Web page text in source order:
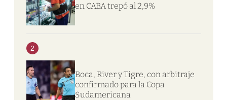
en CABA trepó al 2,9%
2
Boca, River y Tigre, con arbitraje
confirmado para la Copa
Sudamericana